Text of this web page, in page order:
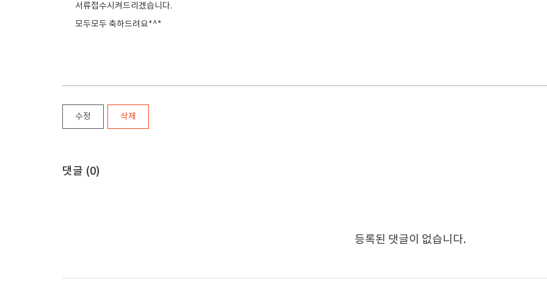
서류접수시켜드리겠습니다.
모두모두 축하드려요*^*
수정 삭제
댓글 (0)
등록된 댓글이 없습니다.